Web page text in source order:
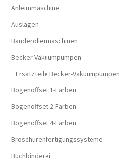
Anleimmaschine
Auslagen
Banderoliermaschinen
Becker Vakuumpumpen
Ersatzteile Becker-Vakuumpumpen
Bogenoffset 1-Farben
Bogenoffset 2-Farben
Bogenoffset 4-Farben
Broschürenfertigungssysteme
Buchbinderei